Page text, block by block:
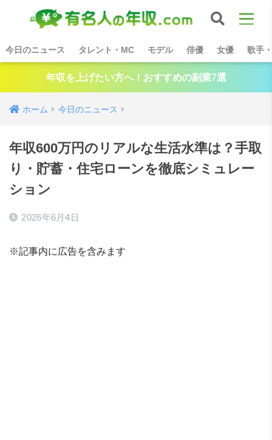
今日のニュース タレント・MC モデル 俳優 女優 歌手
年収を上げたい方へ！おすすめの副業7選
ホーム 今日のニュース
年収600万円のリアルな生活水準は？手取
り・貯蓄・住宅ローンを徹底シミュレー
ション
2026年6月4日
※記事内に広告を含みます